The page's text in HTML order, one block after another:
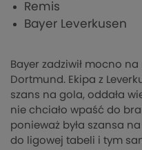
Remis
Bayer Leverkusen
Bayer zadziwił mocno
Dortmund. Ekipa z
szans na gola, oddała
nie chciało wpaść do
ponieważ była szansa
do ligowej tabeli i tym